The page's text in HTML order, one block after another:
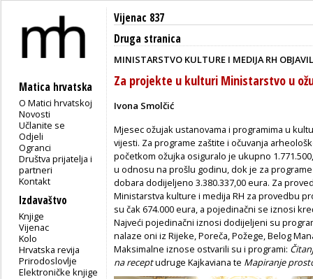
Matica hrvatska
O Matici hrvatskoj
Novosti
Učlanite se
Odjeli
Ogranci
Društva prijatelja i
partneri
Kontakt
Izdavaštvo
Knjige
Vijenac
Kolo
Hrvatska revija
Prirodoslovlje
Elektroničke knjige
Vijenac 837
Druga stranica
MINISTARSTVO KULTURE I MEDIJA RH
Za projekte u kulturi Ministarstvo u
Ivona Smolčić
Mjesec ožujak ustanovama i programima u
vijesti. Za programe zaštite i očuvanja
početkom ožujka osiguralo je ukupno
u odnosu na prošlu godinu, dok je za
dobara dodijeljeno 3.380.337,00 eura. Za
Ministarstva kulture i medija RH za provedbu
su čak 674.000 eura, a pojedinačni se iznosi
Najveći pojedinačni iznosi dodijeljeni su
nalaze oni iz Rijeke, Poreča, Požege, Belog
Maksimalne iznose ostvarili su i programi:
na receptudruge Kajkaviana te Mapiranje